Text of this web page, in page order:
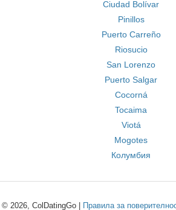
Ciudad Bolívar
Pinillos
Puerto Carreño
Riosucio
San Lorenzo
Puerto Salgar
Cocorná
Tocaima
Viotá
Mogotes
Колумбия
© 2026, ColDatingGo | Правила за